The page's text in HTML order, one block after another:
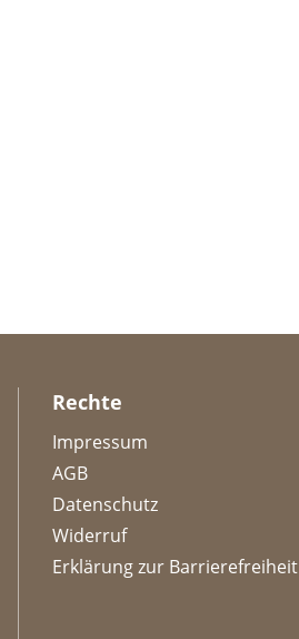
Rechte
Impressum
AGB
Datenschutz
Widerruf
Erklärung zur Barrierefreiheit